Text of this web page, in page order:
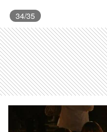
34/35